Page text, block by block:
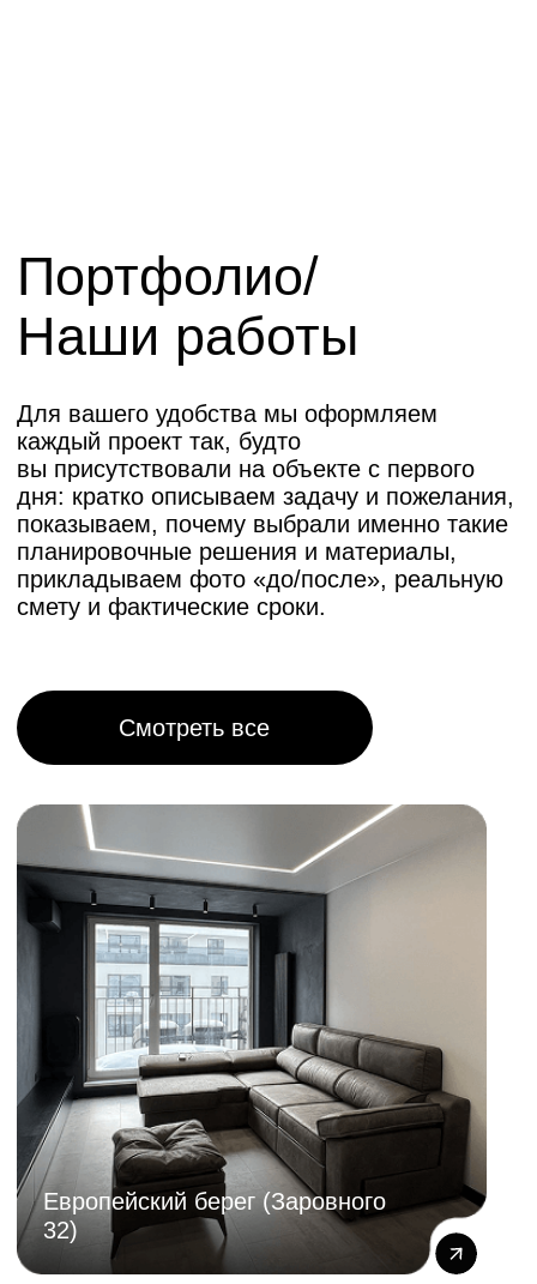
Железнодорожная, 18
Стандарт
от 15 000 ₽/м2
В санузлах выполняется разводка
сантехники — тройниковая система.
Керамическая плитка на полу и стенах,
ванна акриловая с экраном, напольный
унитаз, накладные смесители, душевая
Перепланировка не предусмотрена,
замена штукатурки только в санузлах
с полной геометрией помещений
На стенах плотные обои, без
декоративных элементов, шпаклевка
под обои — углы не выводятся
Натяжной потолок с обычным багетом
и вставкой, карнизы накладные
начинающих совместную жизнь в своей
собой отличный вариант для тех, кто
идеально подходит, если Вы хотите сделать
промежуточный период времени или в
квартире, которая предназначена под
На полу линолеум или замковое
покрытие, плинтус ПВХ
по площади пола
Записаться на просмотр
Цены
на ремонт квартир